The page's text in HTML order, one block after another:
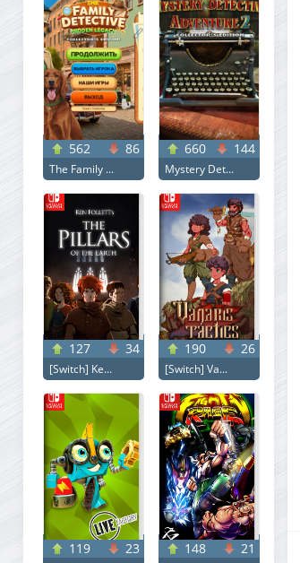
562 86
The Family ...
660 144
Mystery Det...
127 34
[Switch] Ke...
190 26
[Switch] Va...
119 23 148 21